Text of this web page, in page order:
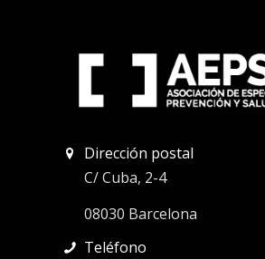
Dirección postal
C/ Cuba, 2-4
08030 Barcelona
Teléfono